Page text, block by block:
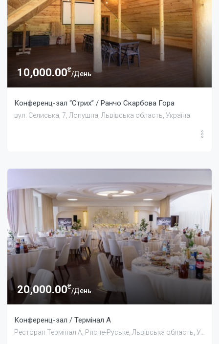
10,000.00₴
/День
Конференц-зал “Стрих” / Ранчо Скарбова Гора
вул. Селиська, 7, Лопушна, Львівська область, Україна
20,000.00₴
/День
Конференц-зал / Термінал А
Ресторан Термінал А, Рясне-Руське, Львівська область, Україна